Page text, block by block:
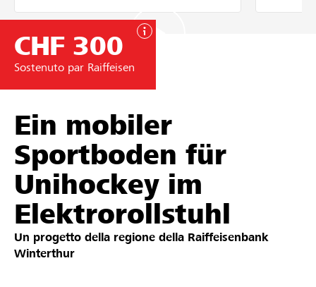
Collegarsi
DE FR IT
CHF 300
Sostenuto par Raiffeisen
Ein mobiler
Sportboden für
Unihockey im
Elektrorollstuhl
Un progetto della regione della Raiffeisenbank
Winterthur